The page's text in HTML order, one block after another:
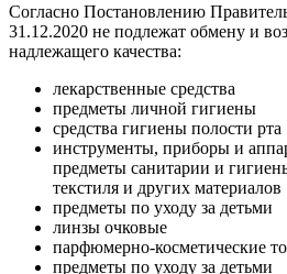
Согласно Постановлению
31.12.2020 не подлежат обмену и
надлежащего качества:
лекарственные средства
предметы личной гигиены
средства гигиены полости рта
инструменты, приборы и
предметы санитарии и
текстиля и других материалов
предметы по уходу за детьми
линзы очковые
парфюмерно-косметические
предметы по уходу за детьми